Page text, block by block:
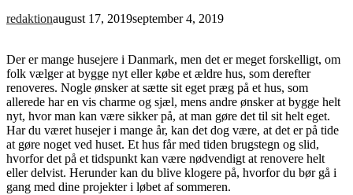
redaktionaugust 17, 2019september 4, 2019
Der er mange husejere i Danmark, men det er meget forskelligt, om
folk vælger at bygge nyt eller købe et ældre hus, som derefter
renoveres. Nogle ønsker at sætte sit eget præg på et hus, som
allerede har en vis charme og sjæl, mens andre ønsker at bygge helt
nyt, hvor man kan være sikker på, at man gøre det til sit helt eget.
Har du været husejer i mange år, kan det dog være, at det er på tide
at gøre noget ved huset. Et hus får med tiden brugstegn og slid,
hvorfor det på et tidspunkt kan være nødvendigt at renovere helt
eller delvist. Herunder kan du blive klogere på, hvorfor du bør gå i
gang med dine projekter i løbet af sommeren.